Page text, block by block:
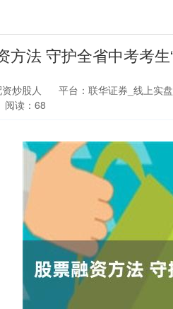
方法 守护全省中考考生
炒股人 平台：联华证券_线上实
阅读：68